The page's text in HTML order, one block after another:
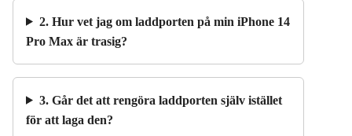
2. Hur vet jag om laddporten på min iPhone 14
Pro Max är trasig?
3. Går det att rengöra laddporten själv istället
för att laga den?